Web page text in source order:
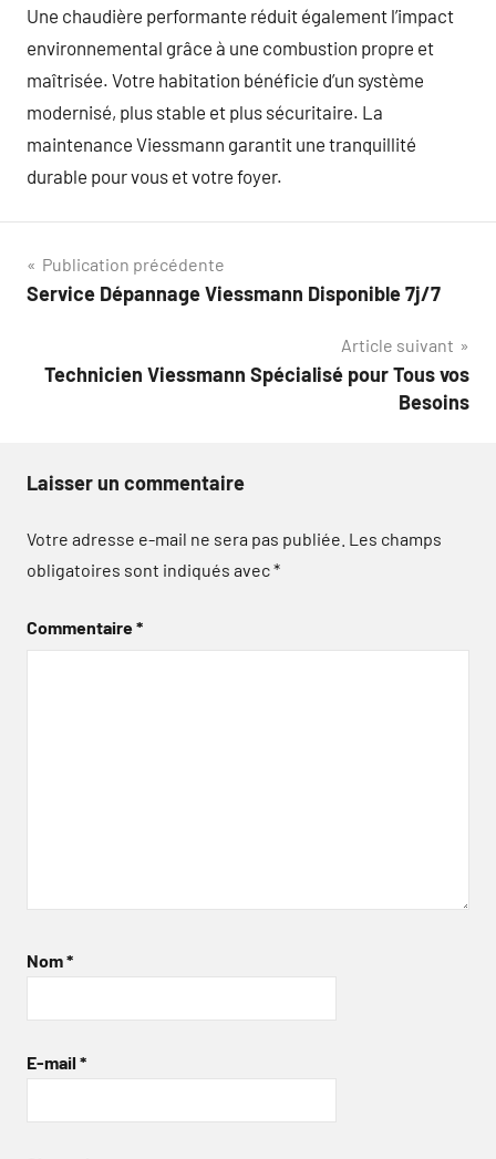
Une chaudière performante réduit également l’impact
environnemental grâce à une combustion propre et
maîtrisée. Votre habitation bénéficie d’un système
modernisé, plus stable et plus sécuritaire. La
maintenance Viessmann garantit une tranquillité
durable pour vous et votre foyer.
Navigation
de
Publication précédente
Service Dépannage Viessmann Disponible 7j/7
Article suivant
Technicien Viessmann Spécialisé pour Tous vos
Besoins
Laisser un commentaire
Votre adresse e-mail ne sera pas publiée. Les champs
obligatoires sont indiqués avec*
Commentaire*
Nom*
E-mail *